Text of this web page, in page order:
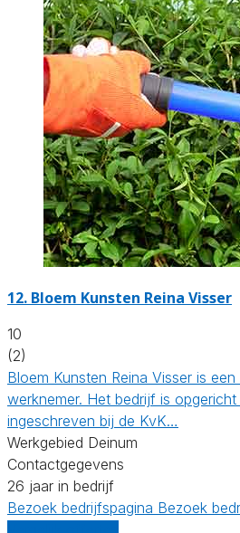
12. Bloem Kunsten Reina Visser
10
(2)
Bloem Kunsten Reina Visser is
werknemer. Het bedrijf is
ingeschreven bij de KvK…
Werkgebied Deinum
Contactgegevens
26 jaar in bedrijf
Bezoek bedrijfspagina Bezoek